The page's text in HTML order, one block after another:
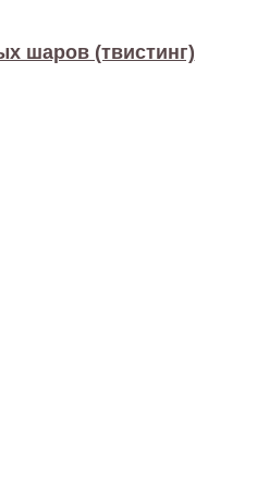
шаров (твистинг)